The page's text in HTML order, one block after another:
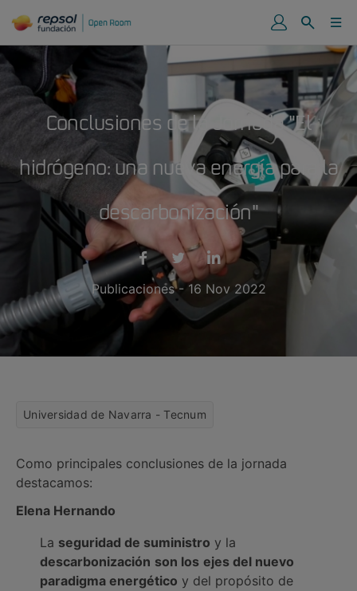
Conclusiones de la Jornada "El
hidrógeno: una nueva energía para la
descarbonización"
Publicaciones - 16 Nov 2022
Universidad de Navarra - Tecnum
Como principales conclusiones de la jornada
destacamos:
Elena Hernando
La seguridad de suministro y la
descarbonización son los ejes del nuevo
paradigma energético y del propósito de